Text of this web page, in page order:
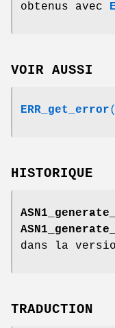
obtenus avec
VOIR AUSSI
ERR_get_error
HISTORIQUE
dans la
TRADUCTION